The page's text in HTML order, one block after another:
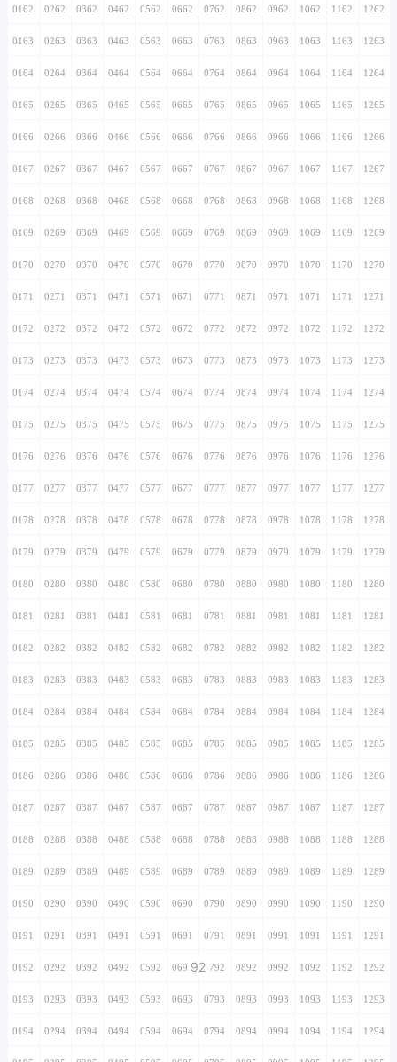
0162 0262 0362 0462 0562 0662 0762 0862 0962 1062 1162 1262
0163 0263 0363 0463 0563 0663 0763 0863 0963 1063 1163 1263
0164 0264 0364 0464 0564 0664 0764 0864 0964 1064 1164 1264
0165 0265 0365 0465 0565 0665 0765 0865 0965 1065 1165 1265
0166 0266 0366 0466 0566 0666 0766 0866 0966 1066 1166 1266
0167 0267 0367 0467 0567 0667 0767 0867 0967 1067 1167 1267
0168 0268 0368 0468 0568 0668 0768 0868 0968 1068 1168 1268
0169 0269 0369 0469 0569 0669 0769 0869 0969 1069 1169 1269
0170 0270 0370 0470 0570 0670 0770 0870 0970 1070 1170 1270
0171 0271 0371 0471 0571 0671 0771 0871 0971 1071 1171 1271
0172 0272 0372 0472 0572 0672 0772 0872 0972 1072 1172 1272
0173 0273 0373 0473 0573 0673 0773 0873 0973 1073 1173 1273
0174 0274 0374 0474 0574 0674 0774 0874 0974 1074 1174 1274
0175 0275 0375 0475 0575 0675 0775 0875 0975 1075 1175 1275
0176 0276 0376 0476 0576 0676 0776 0876 0976 1076 1176 1276
0177 0277 0377 0477 0577 0677 0777 0877 0977 1077 1177 1277
0178 0278 0378 0478 0578 0678 0778 0878 0978 1078 1178 1278
0179 0279 0379 0479 0579 0679 0779 0879 0979 1079 1179 1279
0180 0280 0380 0480 0580 0680 0780 0880 0980 1080 1180 1280
0181 0281 0381 0481 0581 0681 0781 0881 0981 1081 1181 1281
0182 0282 0382 0482 0582 0682 0782 0882 0982 1082 1182 1282
0183 0283 0383 0483 0583 0683 0783 0883 0983 1083 1183 1283
0184 0284 0384 0484 0584 0684 0784 0884 0984 1084 1184 1284
0185 0285 0385 0485 0585 0685 0785 0885 0985 1085 1185 1285
0186 0286 0386 0486 0586 0686 0786 0886 0986 1086 1186 1286
0187 0287 0387 0487 0587 0687 0787 0887 0987 1087 1187 1287
0188 0288 0388 0488 0588 0688 0788 0888 0988 1088 1188 1288
0189 0289 0389 0489 0589 0689 0789 0889 0989 1089 1189 1289
0190 0290 0390 0490 0590 0690 0790 0890 0990 1090 1190 1290
0191 0291 0391 0491 0591 0691 0791 0891 0991 1091 1191 1291
0192 0292 0392 0492 0592 0692920792 0892 0992 1092 1192 1292
0193 0293 0393 0493 0593 0693 0793 0893 0993 1093 1193 1293
0194 0294 0394 0494 0594 0694 0794 0894 0994 1094 1194 1294